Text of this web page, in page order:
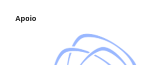
Apoio